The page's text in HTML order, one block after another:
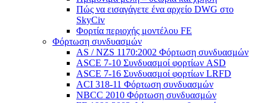
Πώς να εισαγάγετε ένα αρχείο DWG στο
SkyCiv
Φορτία περιοχής μοντέλου FE
Φόρτωση συνδυασμών
AS / NZS 1170:2002 Φόρτωση συνδυασμών
ASCE 7-10 Συνδυασμοί φορτίων ASD
ASCE 7-16 Συνδυασμοί φορτίων LRFD
ACI 318-11 Φόρτωση συνδυασμών
NBCC 2010 Φόρτωση συνδυασμών